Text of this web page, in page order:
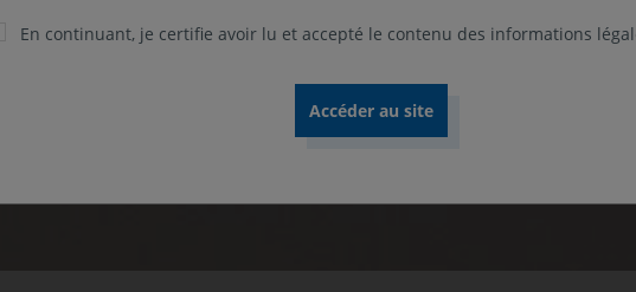
Pour comprendre notre vision, notre stratégie et nos
Découvrir nos rapports
En continuant, je certifie avoir lu et accepté le contenu des informations